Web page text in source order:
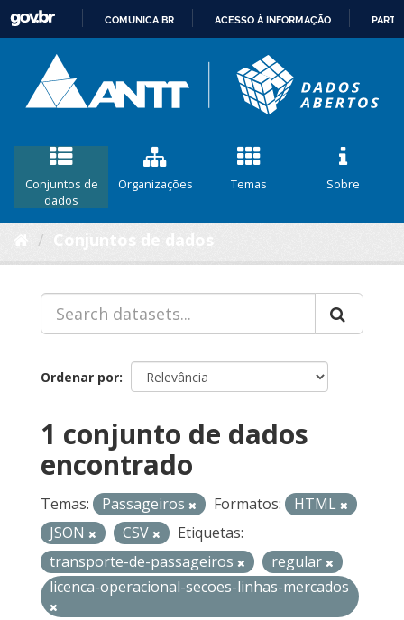
CONTEÚDO
COMUNICA BR ACESSO À INFORMAÇÃO
Conjuntos de
dados
Organizações Temas Sobre
Ordenar por
1 conjunto de dados
encontrado
Temas: Passageiros Formatos:
HTML
JSON
CSV
Etiquetas:
transporte-de-passageiros
regular
licenca-operacional-secoes-linhas-mercados